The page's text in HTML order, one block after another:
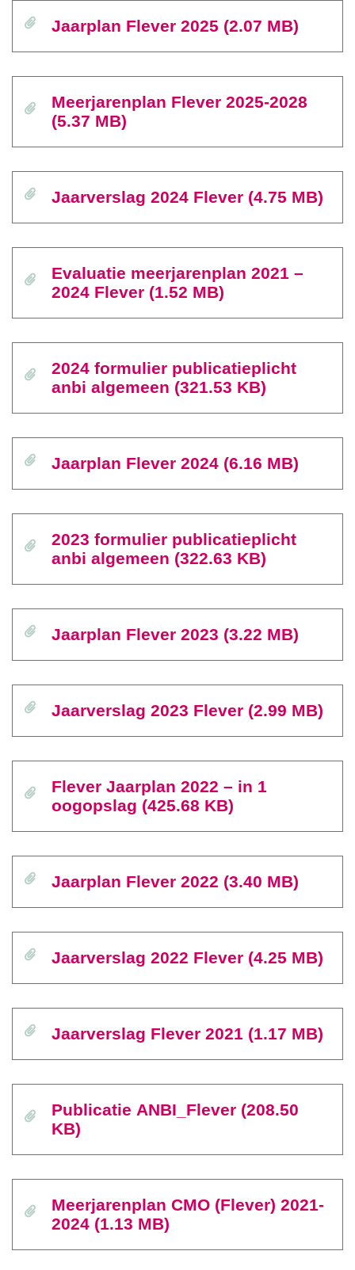
Jaarplan Flever 2025 (2.07 MB)
Meerjarenplan Flever 2025-2028
(5.37 MB)
Jaarverslag 2024 Flever (4.75 MB)
Evaluatie meerjarenplan 2021 –
2024 Flever (1.52 MB)
2024 formulier publicatieplicht
anbi algemeen (321.53 KB)
Jaarplan Flever 2024 (6.16 MB)
2023 formulier publicatieplicht
anbi algemeen (322.63 KB)
Jaarplan Flever 2023 (3.22 MB)
Jaarverslag 2023 Flever (2.99 MB)
Flever Jaarplan 2022 – in 1
oogopslag (425.68 KB)
Jaarplan Flever 2022 (3.40 MB)
Jaarverslag 2022 Flever (4.25 MB)
Jaarverslag Flever 2021 (1.17 MB)
Publicatie ANBI_Flever (208.50
KB)
Meerjarenplan CMO (Flever) 2021-
2024 (1.13 MB)